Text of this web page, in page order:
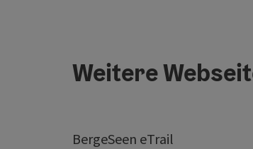
Weitere
BergeSeen eTrail